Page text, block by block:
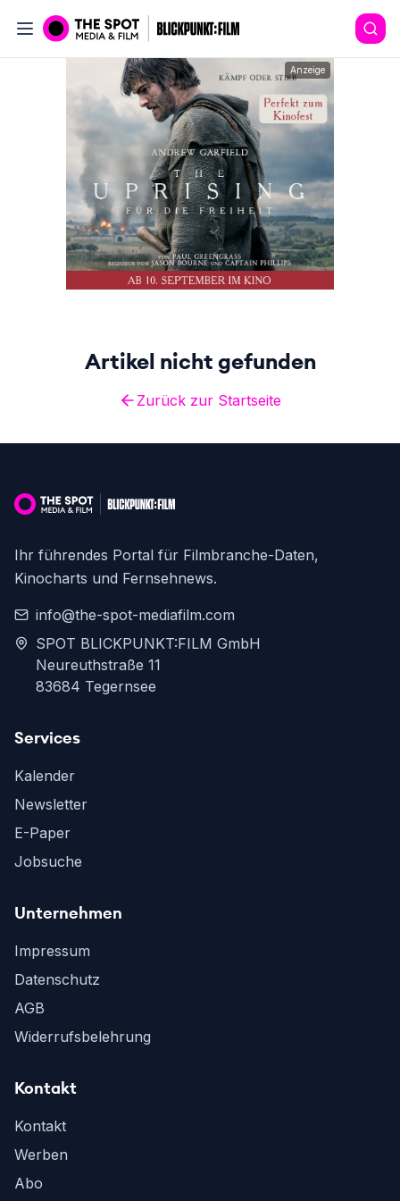
Anzeige
Artikel nicht gefunden
Zurück zur Startseite
Ihr führendes Portal für Filmbranche-Daten,
Kinocharts und Fernsehnews.
info@the-spot-mediafilm.com
SPOT BLICKPUNKT:FILM GmbH
Neureuthstraße 11
83684 Tegernsee
Services
Kalender
Newsletter
E-Paper
Jobsuche
Unternehmen
Impressum
Datenschutz
AGB
Widerrufsbelehrung
Kontakt
Kontakt
Werben
Abo